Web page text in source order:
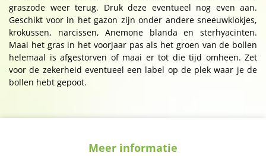
graszode weer terug. Druk deze eventueel nog even aan.
Geschikt voor in het gazon zijn onder andere sneeuwklokjes,
krokussen, narcissen, Anemone blanda en sterhyacinten.
Maai het gras in het voorjaar pas als het groen van de bollen
helemaal is afgestorven of maai er tot die tijd omheen. Zet
voor de zekerheid eventueel een label op de plek waar je de
bollen hebt gepoot.
Meer informatie